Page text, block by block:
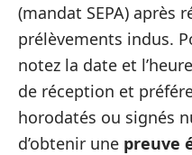
(mandat SEPA) après
prélèvements indus.
notez la date et
de réception et
horodatés ou signés
d’obtenir une preuve